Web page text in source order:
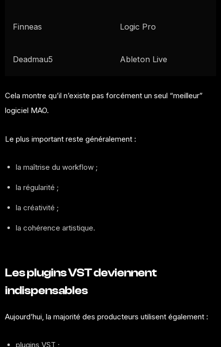
Finneas Logic Pro
Deadmau5 Ableton Live
Cela montre qu’il n’existe pas forcément un seul “meilleur”
logiciel MAO.
Le plus important reste généralement :
la maîtrise du workflow ;
la régularité ;
la créativité ;
la cohérence artistique.
Les plugins VST deviennent
indispensables
Aujourd’hui, la majorité des producteurs utilisent également :
plugins VST ;